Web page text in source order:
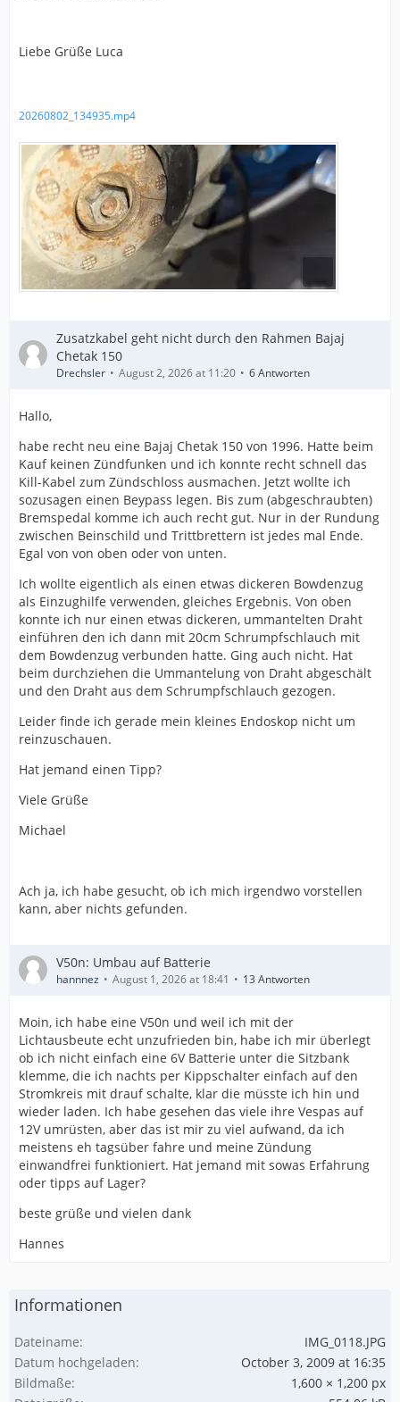
Liebe Grüße Luca
20260802_134935.mp4
Zusatzkabel geht nicht durch den Rahmen Bajaj
Chetak 150
Drechsler August 2, 2026 at 11:20 6 Antworten
Hallo,
habe recht neu eine Bajaj Chetak 150 von 1996. Hatte beim
Kauf keinen Zündfunken und ich konnte recht schnell das
Kill-Kabel zum Zündschloss ausmachen. Jetzt wollte ich
sozusagen einen Beypass legen. Bis zum (abgeschraubten)
Bremspedal komme ich auch recht gut. Nur in der Rundung
zwischen Beinschild und Trittbrettern ist jedes mal Ende.
Egal von von oben oder von unten.
Ich wollte eigentlich als einen etwas dickeren Bowdenzug
als Einzughilfe verwenden, gleiches Ergebnis. Von oben
konnte ich nur einen etwas dickeren, ummantelten Draht
einführen den ich dann mit 20cm Schrumpfschlauch mit
dem Bowdenzug verbunden hatte. Ging auch nicht. Hat
beim durchziehen die Ummantelung von Draht abgeschält
und den Draht aus dem Schrumpfschlauch gezogen.
Leider finde ich gerade mein kleines Endoskop nicht um
reinzuschauen.
Hat jemand einen Tipp?
Viele Grüße
Michael
Ach ja, ich habe gesucht, ob ich mich irgendwo vorstellen
kann, aber nichts gefunden.
V50n: Umbau auf Batterie
hannnez August 1, 2026 at 18:41 13 Antworten
Moin, ich habe eine V50n und weil ich mit der
Lichtausbeute echt unzufrieden bin, habe ich mir überlegt
ob ich nicht einfach eine 6V Batterie unter die Sitzbank
klemme, die ich nachts per Kippschalter einfach auf den
Stromkreis mit drauf schalte, klar die müsste ich hin und
wieder laden. Ich habe gesehen das viele ihre Vespas auf
12V umrüsten, aber das ist mir zu viel aufwand, da ich
meistens eh tagsüber fahre und meine Zündung
einwandfrei funktioniert. Hat jemand mit sowas Erfahrung
oder tipps auf Lager?
beste grüße und vielen dank
Hannes
Informationen
Dateiname
IMG_0118.JPG
Datum hochgeladen
October 3, 2009 at 16:35
Bildmaße
1,600 × 1,200 px